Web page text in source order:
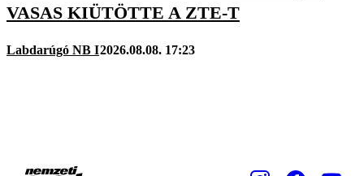
VASAS KIÜTÖTTE A ZTE-T
Labdarúgó NB I2026.08.08. 17:23